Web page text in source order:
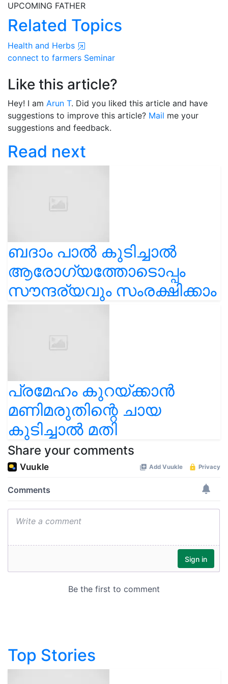
UPCOMING FATHER
Related Topics
Health and Herbs
connect to farmers Seminar
Like this article?
Hey! I am Arun T. Did you liked this article and have
suggestions to improve this article? Mail me your
suggestions and feedback.
Read next
ബദാം പാൽ കുടിച്ചാൽ
ആരോഗ്യത്തോടൊപ്പം
സൗന്ദര്യവും സംരക്ഷിക്കാം
പ്രമേഹം കുറയ്ക്കാൻ
മണിമരുതിന്റെ ചായ
കുടിച്ചാൽ മതി
Share your comments
Top Stories